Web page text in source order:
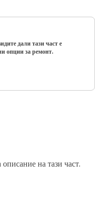
дали тази част е
опции за ремонт.
на тази част.